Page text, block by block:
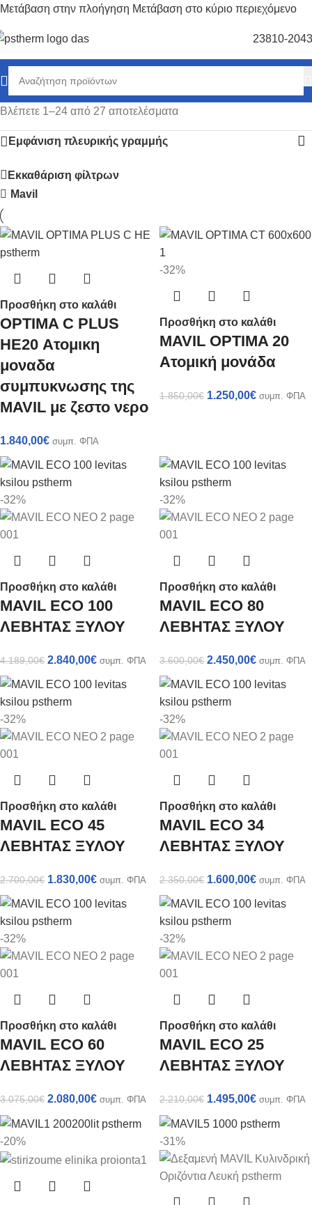
Μετάβαση στην πλοήγηση Μετάβαση στο κύριο περιεχόμενο
23810-
Βλέπετε 1–24 από 27 αποτελέσματα
Εμφάνιση πλευρικής γραμμής
Εκκαθάριση φίλτρων
Mavil
Προσθήκη στο καλάθι
OPTIMA C PLUS
HE20 Ατομικη
μοναδα
συμπυκνωσης της
MAVIL με ζεστο νερο
1.840,00€ συμπ. ΦΠΑ
-32%
Προσθήκη στο καλάθι
MAVIL OPTIMA 20
Ατομική μονάδα
1.850,00€ 1.250,00€ συμπ. ΦΠΑ
-32%
Προσθήκη στο καλάθι
MAVIL ECO 100
ΛΕΒΗΤΑΣ ΞΥΛΟΥ
4.189,00€ 2.840,00€ συμπ. ΦΠΑ
-32%
Προσθήκη στο καλάθι
MAVIL ECO 80
ΛΕΒΗΤΑΣ ΞΥΛΟΥ
3.600,00€ 2.450,00€ συμπ. ΦΠΑ
-32%
Προσθήκη στο καλάθι
MAVIL ECO 45
ΛΕΒΗΤΑΣ ΞΥΛΟΥ
2.700,00€ 1.830,00€ συμπ. ΦΠΑ
-32%
Προσθήκη στο καλάθι
MAVIL ECO 34
ΛΕΒΗΤΑΣ ΞΥΛΟΥ
2.350,00€ 1.600,00€ συμπ. ΦΠΑ
-32%
Προσθήκη στο καλάθι
MAVIL ECO 60
ΛΕΒΗΤΑΣ ΞΥΛΟΥ
3.075,00€ 2.080,00€ συμπ. ΦΠΑ
-32%
Προσθήκη στο καλάθι
MAVIL ECO 25
ΛΕΒΗΤΑΣ ΞΥΛΟΥ
2.210,00€ 1.495,00€ συμπ. ΦΠΑ
-20% -31%